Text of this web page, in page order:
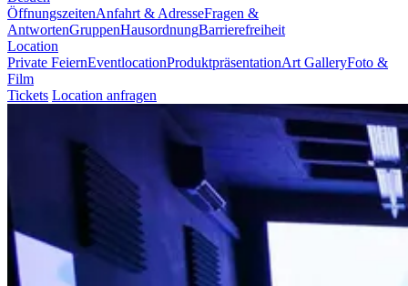
ÖffnungszeitenAnfahrt & AdresseFragen &
AntwortenGruppenHausordnungBarrierefreiheit
Location
Private FeiernEventlocationProduktpräsentationArt GalleryFoto &
Film
Tickets Location anfragen